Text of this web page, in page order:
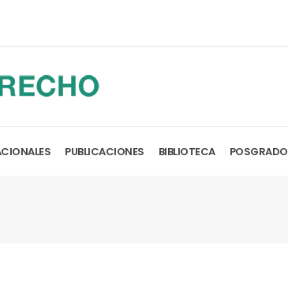
PUBLICACIONES BIBLIOTECA POSGRADO